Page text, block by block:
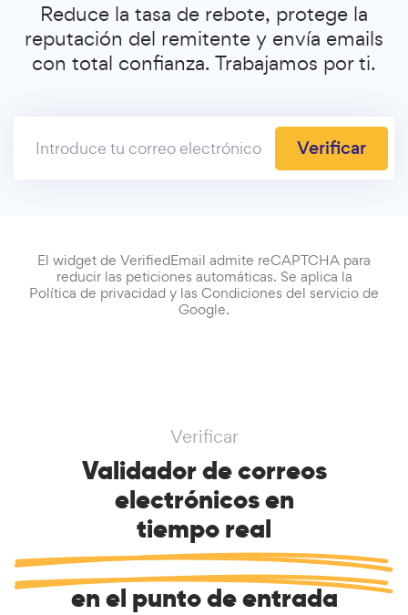
Reduce la tasa de rebote, protege la
reputación del remitente y envía emails
con total confianza. Trabajamos por ti.
Verificar
El widget de VerifiedEmail admite reCAPTCHA para
reducir las peticiones automáticas. Se aplica la
Política de privacidady las Condiciones del serviciode
Google.
Verificar
Validador de correos
electrónicos en
tiempo real
en el punto de entrada